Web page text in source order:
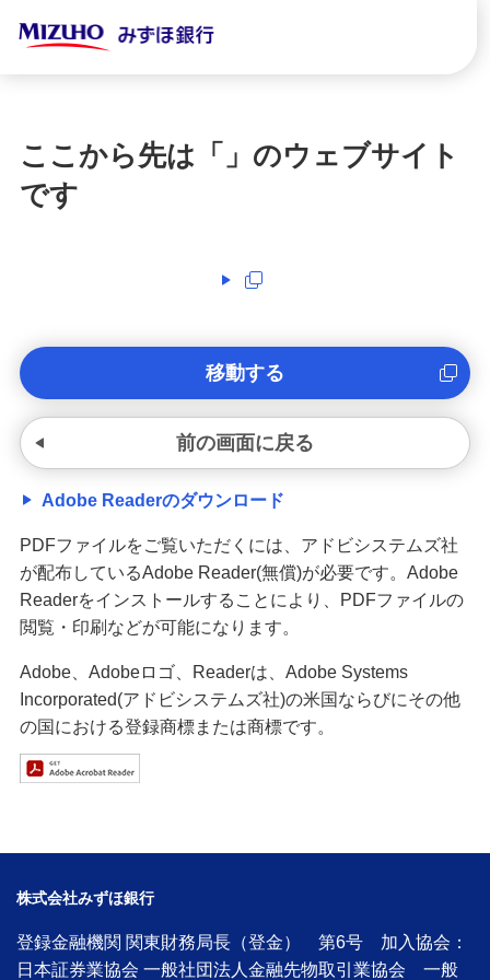
ここから先は「 」のウェブサイト
です
移動する
前の画面に戻る
Adobe Readerのダウンロード
PDFファイルをご覧いただくには、アドビシステムズ社
が配布しているAdobe Reader(無償)が必要です。Adobe
Readerをインストールすることにより、PDFファイルの
閲覧・印刷などが可能になります。
Adobe、Adobeロゴ、Readerは、Adobe Systems
Incorporated(アドビシステムズ社)の米国ならびにその他
の国における登録商標または商標です。
株式会社みずほ銀行
登録金融機関 関東財務局長（登金） 第6号 加入協会：
日本証券業協会 一般社団法人金融先物取引業協会 一般